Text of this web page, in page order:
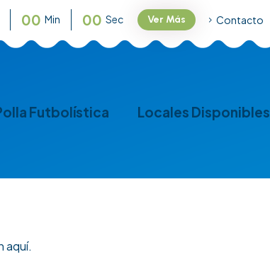
00 Min 00 Sec Ver Más Contacto
Futbolística Locales Disponibles
aquí.